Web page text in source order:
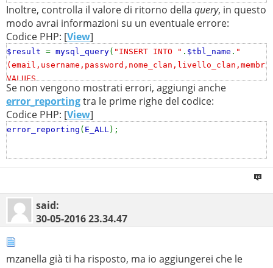
Inoltre, controlla il valore di ritorno della query, in questo
modo avrai informazioni su un eventuale errore:
Codice PHP: [View]
$result = mysql_query( "INSERT INTO " . $tbl_name . "
VALUES
('$email','$username','$password','$nome_clan
;
if (!$result) {
echo"ERROR: " .mysql_error
Se non vengono mostrati errori, aggiungi anche
error_reportingtra le prime righe del codice:
Codice PHP: [View]
error_reporting ( E_ALL );
said:
30-05-201623.34.47
mzanella già ti ha risposto, ma io aggiungerei che le